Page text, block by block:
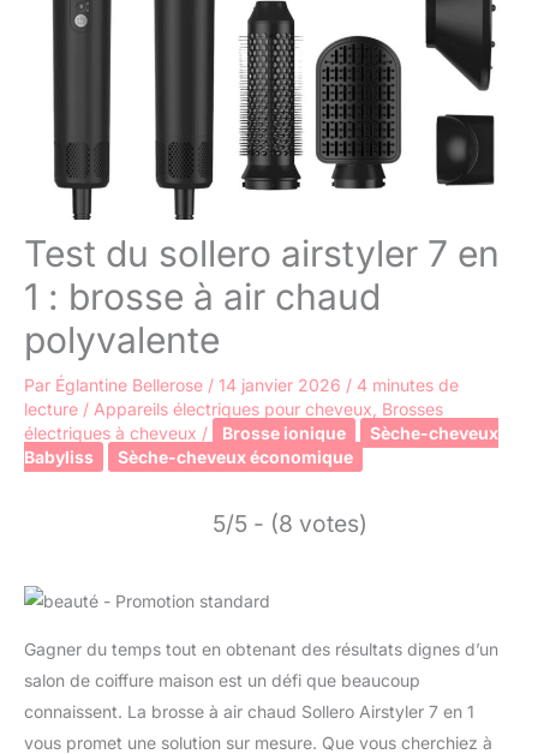
Test du sollero airstyler 7 en
1 : brosse à air chaud
polyvalente
Par Églantine Bellerose / 14 janvier 2026 / 4 minutes de
lecture / Appareils électriques pour cheveux Brosses
électriques à cheveux / Brosse ionique
Sèche-cheveux
Babyliss
Sèche-cheveux économique
5/5 - (8 votes)
Gagner du temps tout en obtenant des résultats dignes d’un
salon de coiffure maison est un défi que beaucoup
connaissent. La brosse à air chaud Sollero Airstyler 7 en 1
vous promet une solution sur mesure. Que vous cherchiez à